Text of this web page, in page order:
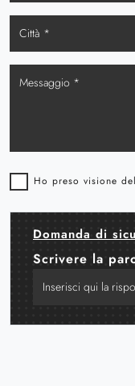
Ho preso visione
Domanda di
Scrivere la